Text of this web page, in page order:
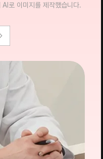
로 이미지를 제작했습니다.